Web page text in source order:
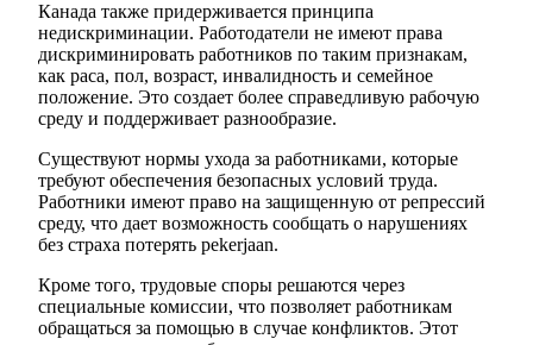
Канада также придерживается принципа
недискриминации. Работодатели не имеют права
дискриминировать работников по таким признакам,
как раса, пол, возраст, инвалидность и семейное
положение. Это создает более справедливую рабочую
среду и поддерживает разнообразие.
Существуют нормы ухода за работниками, которые
требуют обеспечения безопасных условий труда.
Работники имеют право на защищенную от репрессий
среду, что дает возможность сообщать о нарушениях
без страха потерять pekerjaan.
Кроме того, трудовые споры решаются через
специальные комиссии, что позволяет работникам
обращаться за помощью в случае конфликтов. Этот